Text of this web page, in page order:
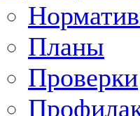
Планы
Проверки